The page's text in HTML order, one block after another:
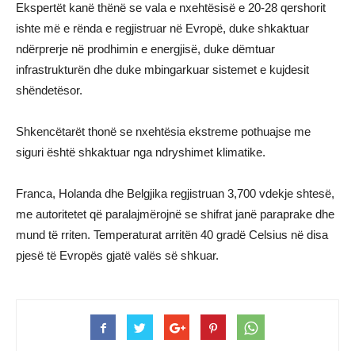
Ekspertët kanë thënë se vala e nxehtësisë e 20-28 qershorit
ishte më e rënda e regjistruar në Evropë, duke shkaktuar
ndërprerje në prodhimin e energjisë, duke dëmtuar
infrastrukturën dhe duke mbingarkuar sistemet e kujdesit
shëndetësor.
Shkencëtarët thonë se nxehtësia ekstreme pothuajse me
siguri është shkaktuar nga ndryshimet klimatike.
Franca, Holanda dhe Belgjika regjistruan 3,700 vdekje shtesë,
me autoritetet që paralajmërojnë se shifrat janë paraprake dhe
mund të rriten. Temperaturat arritën 40 gradë Celsius në disa
pjesë të Evropës gjatë valës së shkuar.